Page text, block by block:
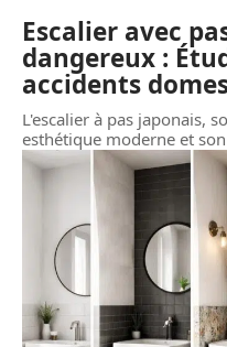
Escalier avec
dangereux :
accidents
L'escalier à pas japonais,
esthétique moderne et